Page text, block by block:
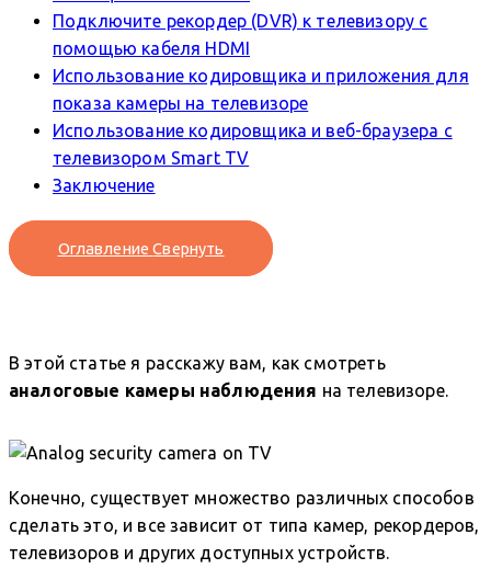
Подключите рекордер (DVR) к телевизору с
помощью кабеля HDMI
Использование кодировщика и приложения для
показа камеры на телевизоре
Использование кодировщика и веб-браузера с
телевизором Smart TV
Заключение
Оглавление Свернуть
В этой статье я расскажу вам, как смотреть
аналоговые камеры наблюдения на телевизоре.
Конечно, существует множество различных способов
сделать это, и все зависит от типа камер, рекордеров,
телевизоров и других доступных устройств.